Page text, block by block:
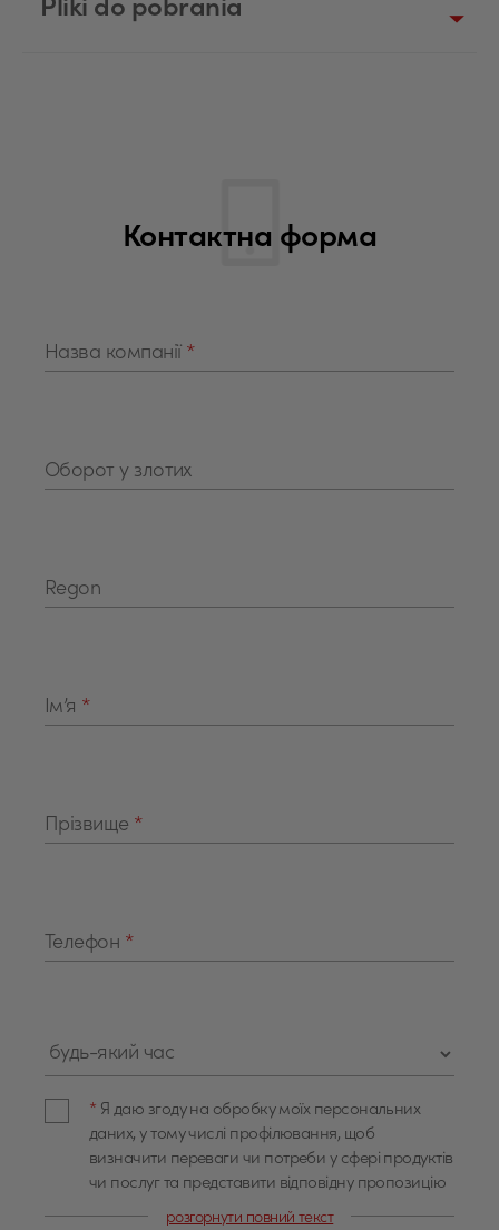
Pliki do pobrania
Контактна форма
Назва компанії *
Оборот у злотих
Regon
Ім’я *
Прізвище *
Телефон *
* Я даю згоду на обробку моїх персональних
даних, у тому числі профілювання, щоб
визначити переваги чи потреби у сфері продуктів
чи послуг та представити відповідну пропозицію
Bank Polska Kasa Opieki Spółka Akcyjna із
розгорнути повний текст